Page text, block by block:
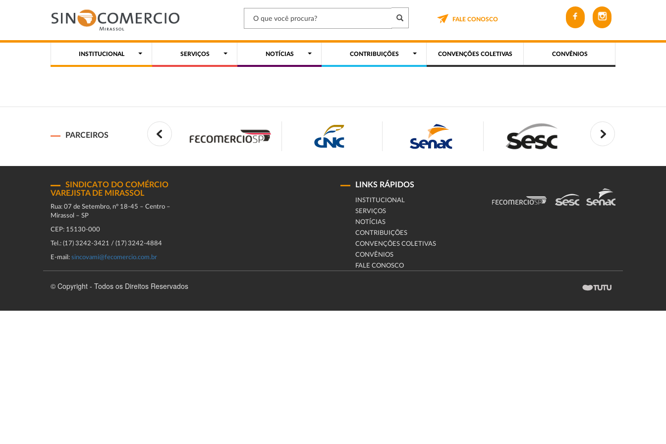
FALE CONOSCO
INSTITUCIONAL SERVIÇOS NOTÍCIAS CONTRIBUIÇÕES CONVENÇÕES COLETIVAS CONVÊNIOS
PARCEIROS
SINDICATO DO COMÉRCIO
VAREJISTA DE MIRASSOL
Rua: 07 de Setembro, n° 18-45 – Centro –
Mirassol – SP
CEP: 15130-000
Tel.: (17) 3242-3421 / (17) 3242-4884
E-mail: sincovami@fecomercio.com.br
LINKS RÁPIDOS
INSTITUCIONAL
SERVIÇOS
NOTÍCIAS
CONTRIBUIÇÕES
CONVENÇÕES COLETIVAS
CONVÊNIOS
FALE CONOSCO
© Copyright - Todos os Direitos Reservados